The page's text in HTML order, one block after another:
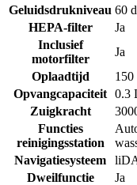
Geluidsdrukniveau 60
HEPA-filter
Ja
Inclusief
motorfilter
Ja
Oplaadtijd
150
Opvangcapaciteit 0.3
Zuigkracht
Functies
reinigingsstation
Navigatiesysteem
Dweilfunctie
Ja